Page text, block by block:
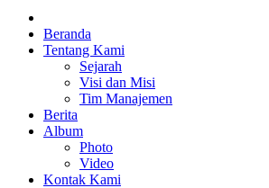
Beranda
Tentang Kami
Sejarah
Visi dan Misi
Tim Manajemen
Berita
Album
Photo
Video
Kontak Kami